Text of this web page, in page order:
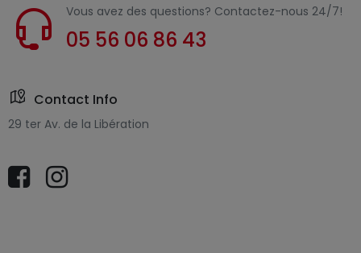
Vous avez des questions? Contactez-nous 24/7!
05 56 06 86 43
Contact Info
29 ter Av. de la Libération